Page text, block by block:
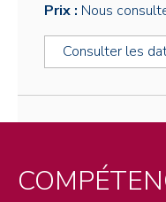
Prix : Nous
Consulter les